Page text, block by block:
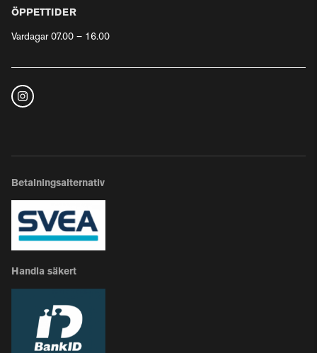
ÖPPETTIDER
Vardagar 07.00 – 16.00
Betalningsalternativ
Handla säkert